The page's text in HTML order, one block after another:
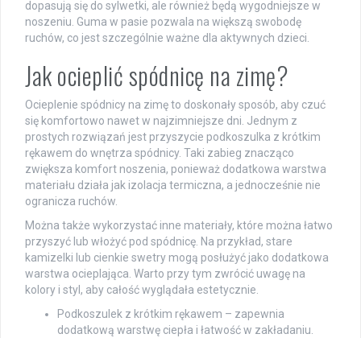
dopasują się do sylwetki, ale również będą wygodniejsze w
noszeniu. Guma w pasie pozwala na większą swobodę
ruchów, co jest szczególnie ważne dla aktywnych dzieci.
Jak ocieplić spódnicę na zimę?
Ocieplenie spódnicy na zimę to doskonały sposób, aby czuć
się komfortowo nawet w najzimniejsze dni. Jednym z
prostych rozwiązań jest przyszycie podkoszulka z krótkim
rękawem do wnętrza spódnicy. Taki zabieg znacząco
zwiększa komfort noszenia, ponieważ dodatkowa warstwa
materiału działa jak izolacja termiczna, a jednocześnie nie
ogranicza ruchów.
Można także wykorzystać inne materiały, które można łatwo
przyszyć lub włożyć pod spódnicę. Na przykład, stare
kamizelki lub cienkie swetry mogą posłużyć jako dodatkowa
warstwa ocieplająca. Warto przy tym zwrócić uwagę na
kolory i styl, aby całość wyglądała estetycznie.
Podkoszulek z krótkim rękawem – zapewnia
dodatkową warstwę ciepła i łatwość w zakładaniu.